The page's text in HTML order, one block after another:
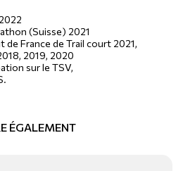
(Suisse) 2021
de France de Trail court 2021,
2019, 2020
sur le TSV,
ÉGALEMENT